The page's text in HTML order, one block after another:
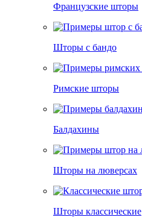
Французские шторы
Шторы с бандо
Римские шторы
Балдахины
Шторы на люверсах
Шторы классические